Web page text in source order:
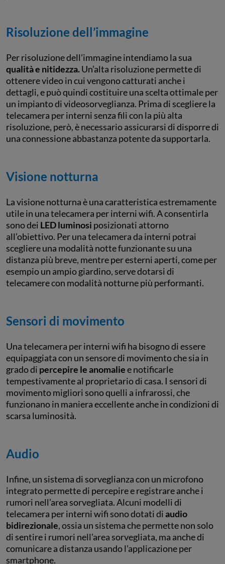
Risoluzione dell’immagine
Per risoluzione dell’immagine intendiamo la sua
qualità e nitidezza.Un’alta risoluzione permette di
ottenere video in cui vengono catturati anche i
dettagli, e può quindi costituire una scelta ottimale per
un impianto di videosorveglianza. Prima di scegliere la
telecamera per interni senza fili con la più alta
risoluzione, però, è necessario assicurarsi di disporre di
una connessione abbastanza potente da supportarla.
Visione notturna
La visione notturna è una caratteristica estremamente
utile in una telecamera per interni wifi. A consentirla
sono dei LED luminosi posizionati attorno
all’obiettivo. Per una telecamera da interni potrai
scegliere una modalità notte funzionante su una
distanza più breve, mentre per esterni aperti, come per
esempio un ampio giardino, serve dotarsi di
telecamere con modalità notturne più performanti.
Sensori di movimento
Una telecamera per interni wifi ha bisogno di essere
equipaggiata con un sensore di movimento che sia in
grado di percepire le anomaliee notificarle
tempestivamente al proprietario di casa. I sensori di
movimento migliori sono quelli a infrarossi, che
funzionano in maniera eccellente anche in condizioni di
scarsa luminosità.
Audio
Infine, un sistema di sorveglianza con un microfono
integrato permette di percepire e registrare anche i
rumori nell’area sorvegliata. Alcuni modelli di
telecamera per interni wifi sono dotati diaudio
bidirezionale, ossia un sistema che permette non solo
di sentire i rumori nell’area sorvegliata, ma anche di
comunicare a distanza usando l’applicazione per
smartphone.